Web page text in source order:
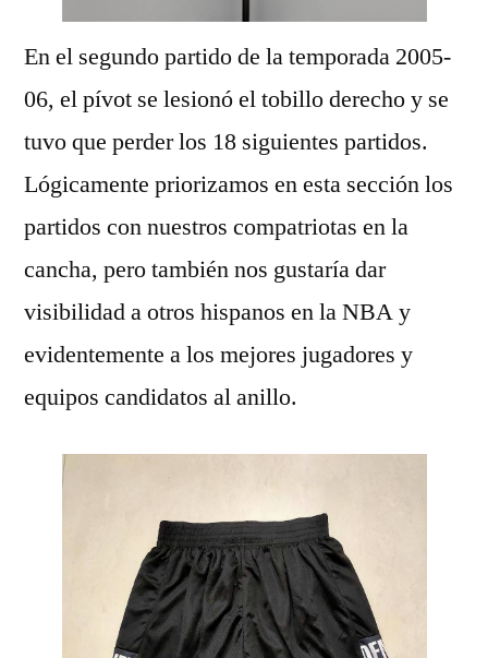
En el segundo partido de la temporada 2005-
06, el pívot se lesionó el tobillo derecho y se
tuvo que perder los 18 siguientes partidos.
Lógicamente priorizamos en esta sección los
partidos con nuestros compatriotas en la
cancha, pero también nos gustaría dar
visibilidad a otros hispanos en la NBA y
evidentemente a los mejores jugadores y
equipos candidatos al anillo.